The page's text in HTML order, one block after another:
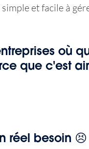
et facile à
où
que c'est
réel besoin 😣